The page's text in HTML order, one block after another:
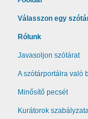
Válasszon egy
Rólunk
Javasoljon szótárat
A szótárportálra való
Minősítő pecsét
Kurátorok